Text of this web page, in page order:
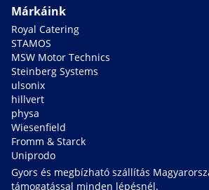
Márkáink
Royal Catering
STAMOS
MSW Motor Technics
Steinberg Systems
ulsonix
hillvert
physa
Wiesenfield
Fromm & Starck
Uniprodo
Gyors és megbízható szállítás
támogatással minden lépésnél.